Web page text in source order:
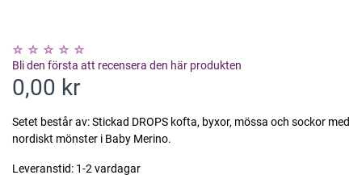
Bli den första att recensera den här produkten
0,00 kr
Setet består av: Stickad DROPS kofta, byxor, mössa och sockor med
nordiskt mönster i Baby Merino.
Leveranstid: 1-2 vardagar